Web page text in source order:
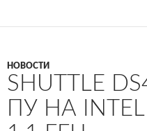
НОВОСТИ
SHUTTLE
ПУ НА INTEL